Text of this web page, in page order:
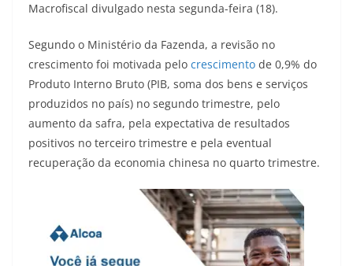
Macrofiscal divulgado nesta segunda-feira (18).
Segundo o Ministério da Fazenda, a revisão no
crescimento foi motivada pelo crescimento de 0,9% do
Produto Interno Bruto (PIB, soma dos bens e serviços
produzidos no país) no segundo trimestre, pelo
aumento da safra, pela expectativa de resultados
positivos no terceiro trimestre e pela eventual
recuperação da economia chinesa no quarto trimestre.